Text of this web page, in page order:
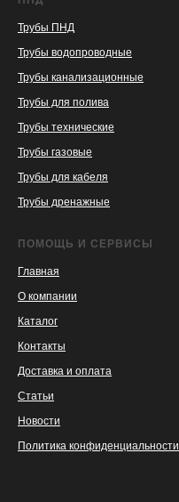
Трубы ПНД
Трубы водопроводные
Трубы канализационные
Трубы для полива
Трубы технические
Трубы газовые
Трубы для кабеля
Трубы дренажные
ПОМОЩЬ И СЕРВИСЫ
Главная
О компании
Каталог
Контакты
Доставка и оплата
Статьи
Новости
Политика конфиденциальности